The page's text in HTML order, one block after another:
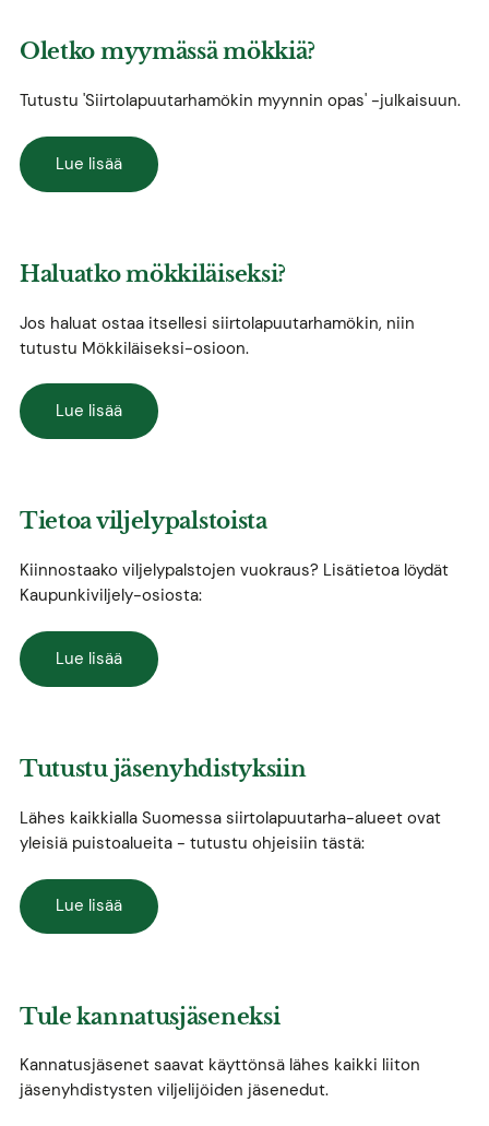
Oletko myymässä mökkiä?
Tutustu 'Siirtolapuutarhamökin myynnin opas' -julkaisuun.
Lue lisää
Haluatko mökkiläiseksi?
Jos haluat ostaa itsellesi siirtolapuutarhamökin, niin
tutustu Mökkiläiseksi-osioon.
Lue lisää
Tietoa viljelypalstoista
Kiinnostaako viljelypalstojen vuokraus? Lisätietoa löydät
Kaupunkiviljely-osiosta:
Lue lisää
Tutustu jäsenyhdistyksiin
Lähes kaikkialla Suomessa siirtolapuutarha-alueet ovat
yleisiä puistoalueita - tutustu ohjeisiin tästä:
Lue lisää
Tule kannatusjäseneksi
Kannatusjäsenet saavat käyttönsä lähes kaikki liiton
jäsenyhdistysten viljelijöiden jäsenedut.